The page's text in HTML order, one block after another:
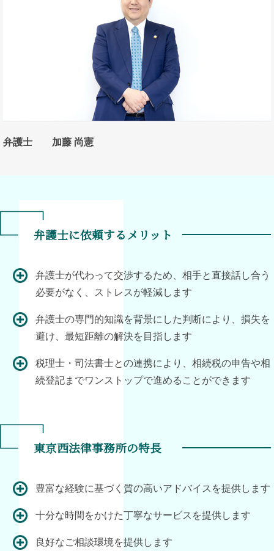
弁護士 加藤 尚憲
弁護士に依頼するメリット
弁護士が代わって交渉するため、相手と直接話し合う
必要がなく、ストレスが軽減します
弁護士の専門的知識を背景にした判断により、損失を
避け、最短距離の解決を目指します
税理士・司法書士との連携により、相続税の申告や相
続登記までワンストップで進めることができます
東京西法律事務所の特長
豊富な経験に基づく質の高いアドバイスを提供します
十分な時間をかけた丁寧なサービスを提供します
良好なご相談環境を提供します